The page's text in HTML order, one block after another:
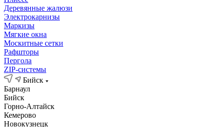
Деревянные жалюзи
Электрокарнизы
Маркизы
Мягкие окна
Москитные сетки
Рафшторы
Пергола
ZIP-системы
Бийск
Барнаул
Бийск
Горно-Алтайск
Кемерово
Новокузнецк